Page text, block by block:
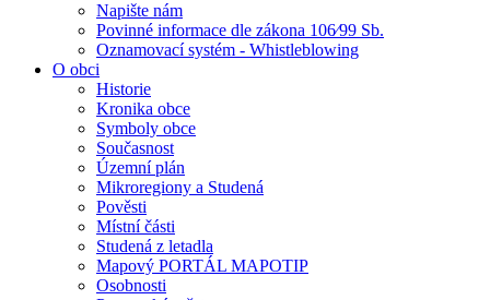
Napište nám
Povinné informace dle zákona 106⁄99 Sb.
Oznamovací systém - Whistleblowing
O obci
Historie
Kronika obce
Symboly obce
Současnost
Územní plán
Mikroregiony a Studená
Pověsti
Místní části
Studená z letadla
Mapový PORTÁL MAPOTIP
Osobnosti